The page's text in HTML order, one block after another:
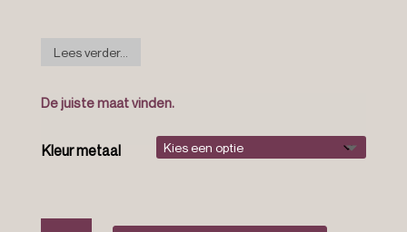
Lees verder...
De juiste maat vinden.
Kleur metaal